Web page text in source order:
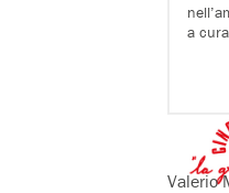
a
Valerio